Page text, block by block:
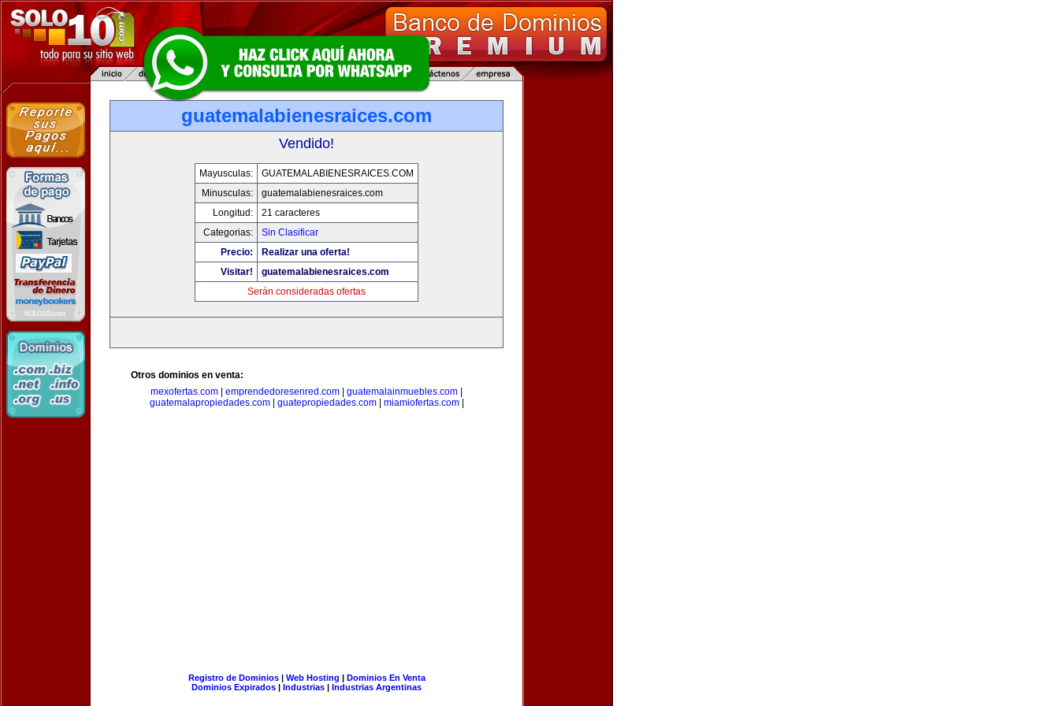
guatemalabienesraices.com
Vendido!
Mayusculas:
GUATEMALABIENESRAICES.COM
Minusculas:
guatemalabienesraices.com
Longitud:
21 caracteres
Categorias:
Sin Clasificar
Precio:
Realizar una oferta!
Visitar!
guatemalabienesraices.com
Serán consideradas ofertas
Otros dominios en venta:
mexofertas.com
emprendedoresenred.com guatemalainmuebles.com
guatemalapropiedades.com| guatepropiedades.com| miamiofertas.com|
Registro de Dominios| Web Hosting | Dominios En Venta
Dominios Expirados | Industrias | Industrias Argentinas